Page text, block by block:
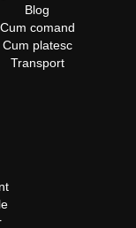
Blog
Cum comand
Cum platesc
Transport